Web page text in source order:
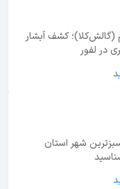
(گالش‌کلا)؛ کشف آبشار
شهر استان